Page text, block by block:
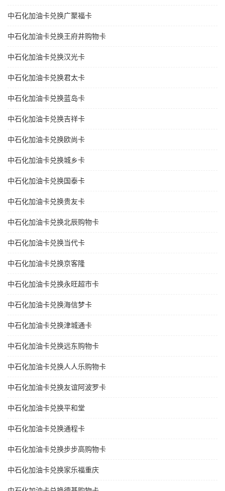
中石化加油卡兑换广聚福卡
中石化加油卡兑换王府井购物卡
中石化加油卡兑换汉光卡
中石化加油卡兑换君太卡
中石化加油卡兑换蓝岛卡
中石化加油卡兑换吉祥卡
中石化加油卡兑换欧尚卡
中石化加油卡兑换城乡卡
中石化加油卡兑换国泰卡
中石化加油卡兑换贵友卡
中石化加油卡兑换北辰购物卡
中石化加油卡兑换当代卡
中石化加油卡兑换京客隆
中石化加油卡兑换永旺超市卡
中石化加油卡兑换海信梦卡
中石化加油卡兑换津城通卡
中石化加油卡兑换远东购物卡
中石化加油卡兑换人人乐购物卡
中石化加油卡兑换友谊阿波罗卡
中石化加油卡兑换平和堂
中石化加油卡兑换通程卡
中石化加油卡兑换步步高购物卡
中石化加油卡兑换家乐福重庆